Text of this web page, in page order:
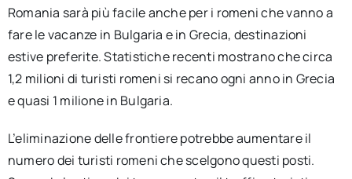
Romania sarà più facile anche per i romeni che vanno a
fare le vacanze in Bulgaria e in Grecia, destinazioni
estive preferite. Statistiche recenti mostrano che circa
1,2 milioni di turisti romeni si recano ogni anno in Grecia
e quasi 1 milione in Bulgaria.
L’eliminazione delle frontiere potrebbe aumentare il
numero dei turisti romeni che scelgono questi posti.